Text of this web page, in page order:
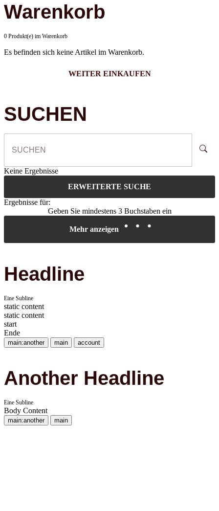
Warenkorb
0 Produkt(e) im Warenkorb
Es befinden sich keine Artikel im Warenkorb.
WEITER EINKAUFEN
SUCHEN
Keine Ergebnisse
ERWEITERTE SUCHE
Ergebnisse für:
Geben Sie mindestens 3 Buchstaben ein
Mehr anzeigen
Headline
Eine Subline
static content
static content
start
Ende
main:another main account
Another Headline
Eine Subline
Body Content
main:another main